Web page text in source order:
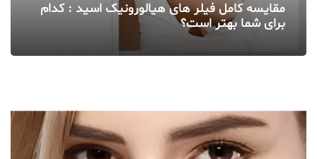
مقایسه کامل فیلر های هیالورونیک اسید : کدام
برای شما بهتر است؟